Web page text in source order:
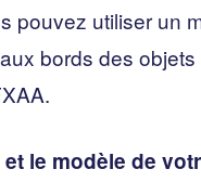
pouvez utiliser un
bords des
le modèle de